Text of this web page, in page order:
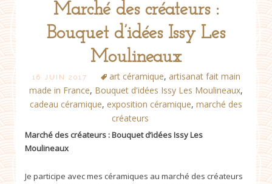
Marché des créateurs :
Bouquet d’idées Issy Les
Moulineaux
16 JUIN 2017 art céramique, artisanat fait main
made in France, Bouquet d'idées Issy Les Moulineaux,
cadeau céramique, exposition céramique, marché des
créateurs
Marché des créateurs : Bouquet d’idées Issy Les
Moulineaux
Je participe avec mes céramiques au marché des créateurs